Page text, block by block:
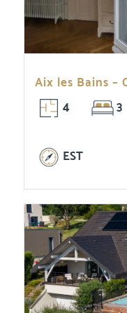
Aix les Bains –
4
3
EST